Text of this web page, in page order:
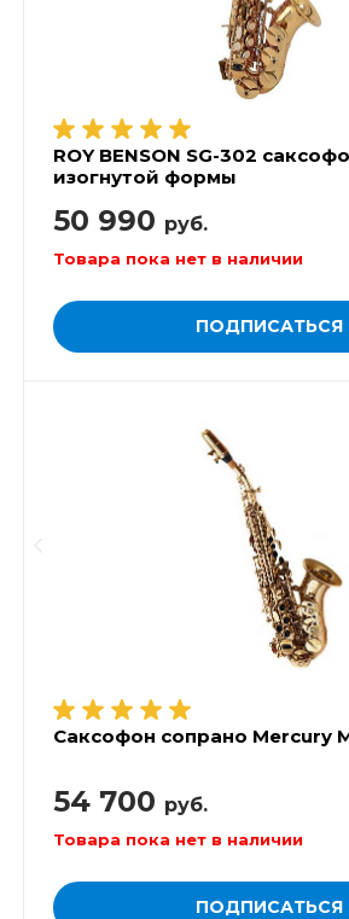
ROY BENSON SG-302
изогнутой формы
50 990 руб.
Товара пока нет в наличии
ПОДПИСАТЬСЯ
Саксофон сопрано Mercury
54 700 руб.
Товара пока нет в наличии
ПОДПИСАТЬСЯ